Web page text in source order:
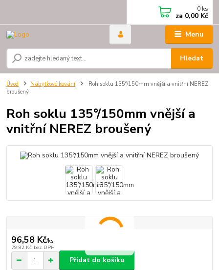
Menu
Hledat
0 ks
za 0,00 Kč
Úvod Nábytkové kování
Roh soklu 135°/150mm vnější a vnitřní NEREZ
broušený
Roh soklu 135°/150mm vnější a
vnitřní NEREZ broušený
96,58 Kč/ks
79,82 Kč bez DPH
Přidat do košíku